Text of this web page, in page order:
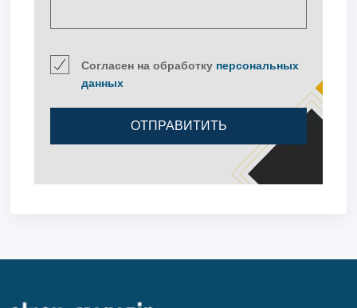
Согласен на обработку персональных
данных
ОТПРАВИТИТЬ